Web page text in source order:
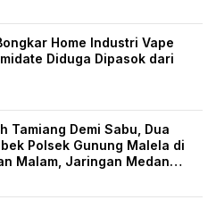
Home Industri Vape
Diduga Dipasok dari
Tamiang Demi Sabu, Dua
Polsek Gunung Malela di
Malam, Jaringan Medan